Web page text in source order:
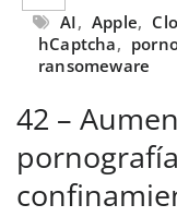
AI, Apple,
hCaptcha,
ransomeware
42 –